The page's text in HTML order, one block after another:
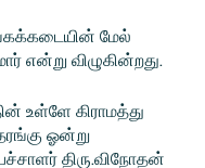
மேல்
என்று விழுகின்றது.
உள்ளே கிராமத்து
ஓன்று
திரு.விநோதன்